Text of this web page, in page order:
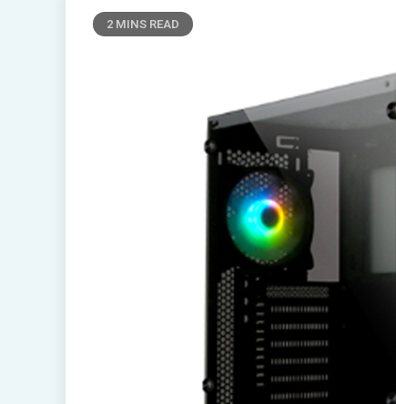
2 MINS READ